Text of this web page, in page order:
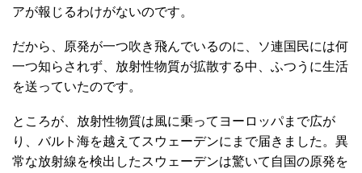
アが報じるわけがないのです。
だから、原発が一つ吹き飛んでいるのに、ソ連国民には何
一つ知らされず、放射性物質が拡散する中、ふつうに生活
を送っていたのです。
ところが、放射性物質は風に乗ってヨーロッパまで広が
り、バルト海を越えてスウェーデンにまで届きました。異
常な放射線を検出したスウェーデンは驚いて自国の原発を